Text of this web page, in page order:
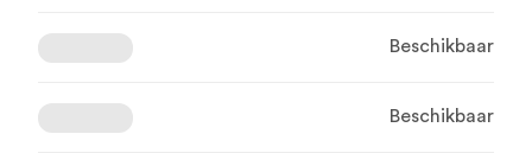
Beschikbaar
Beschikbaar